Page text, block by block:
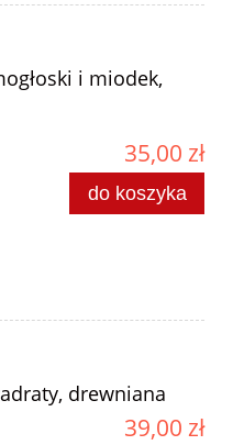
i miodek,
35,00 zł
do koszyka
drewniana
39,00 zł